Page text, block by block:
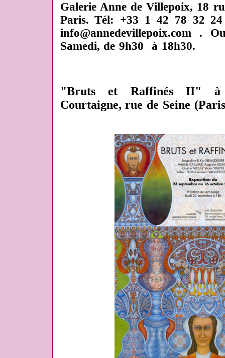
Galerie Anne de Villepoix, 18
Paris. Tél: +33 1 42 78 32
info@annedevillepoix.com .
Samedi, de 9h30 à 18h30.
"Bruts et Raffinés II" à
Courtaigne, rue de Seine